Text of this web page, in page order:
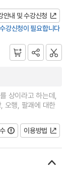
안내 및 수강신청
강신청이 필요합니다
상이라고 하는데,
오행, 팔괘에 대한
이용방법